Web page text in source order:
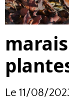
Le 11/08/